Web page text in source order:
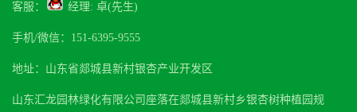
客服： 经理: 卓(先生)
手机/微信：151-6395-9555
地址：山东省郯城县新村银杏产业开发区
山东汇龙园林绿化有限公司座落在郯城县新村乡银杏树种植园规